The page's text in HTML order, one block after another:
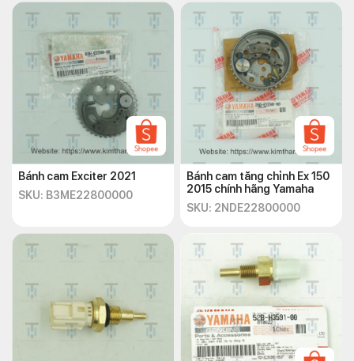
Bánh cam Exciter 2021
SKU: B3ME22800000
Bánh cam tăng chỉnh Ex 150
2015 chính hãng Yamaha
SKU: 2NDE22800000